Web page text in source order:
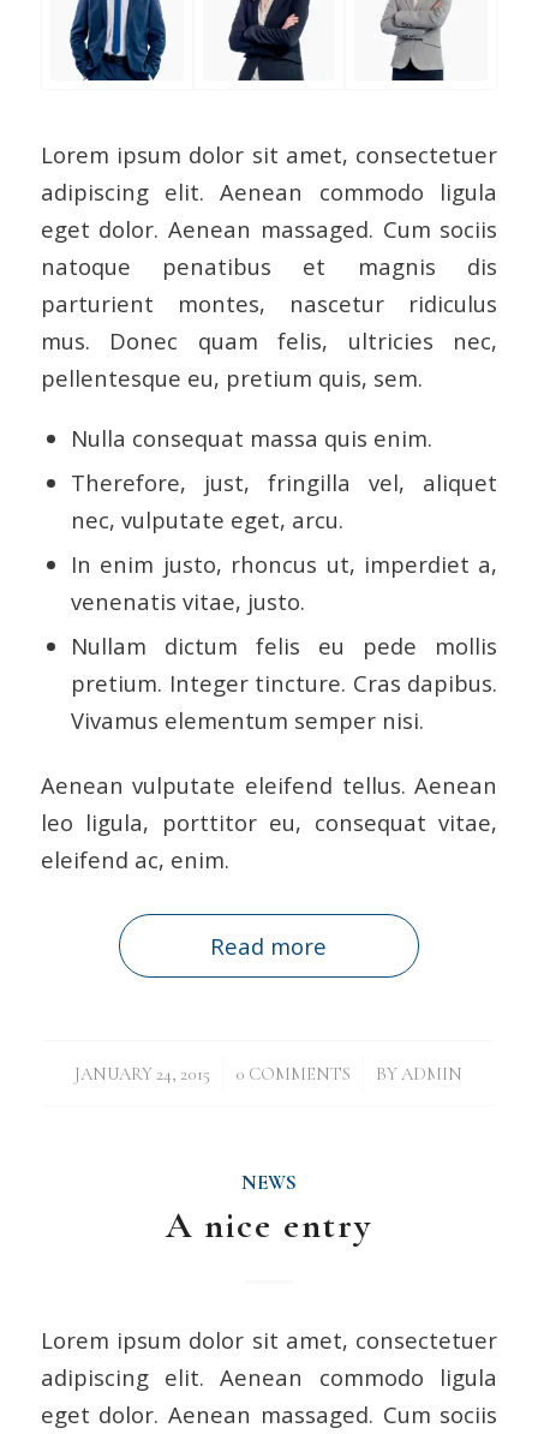
Lorem ipsum dolor sit amet, consectetuer
adipiscing elit. Aenean commodo ligula
eget dolor. Aenean massaged. Cum sociis
natoque penatibus et magnis dis
parturient montes, nascetur ridiculus
mus. Donec quam felis, ultricies nec,
pellentesque eu, pretium quis, sem.
Nulla consequat massa quis enim.
Therefore, just, fringilla vel, aliquet
nec, vulputate eget, arcu.
In enim justo, rhoncus ut, imperdiet a,
venenatis vitae, justo.
Nullam dictum felis eu pede mollis
pretium. Integer tincture. Cras dapibus.
Vivamus elementum semper nisi.
Aenean vulputate eleifend tellus. Aenean
leo ligula, porttitor eu, consequat vitae,
eleifend ac, enim.
Read more
JANUARY 24, 2015
/ 0 COMMENTS
/ BYADMIN
NEWS
A nice entry
Lorem ipsum dolor sit amet, consectetuer
adipiscing elit. Aenean commodo ligula
eget dolor. Aenean massaged. Cum sociis